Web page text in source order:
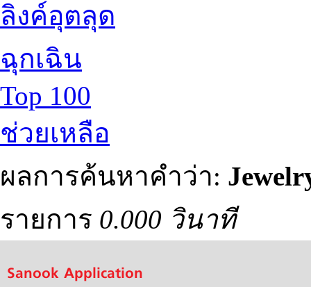
ลิงค์อุตลุด
ฉุกเฉิน
Top 100
ช่วยเหลือ
ผลการค้นหาคำว่า:
รายการ 0.000 วินาที
Sanook Application